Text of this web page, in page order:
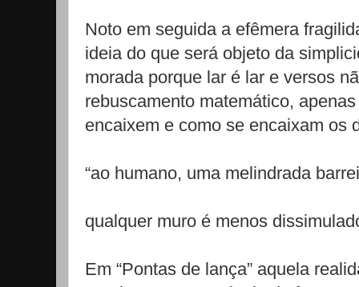
Noto em seguida a efêmera
ideia do que será objeto da
morada porque lar é lar e versos
rebuscamento matemático,
encaixem e como se encaixam os
“ao humano, uma melindrada
qualquer muro é menos
Em “Pontas de lança” aquela